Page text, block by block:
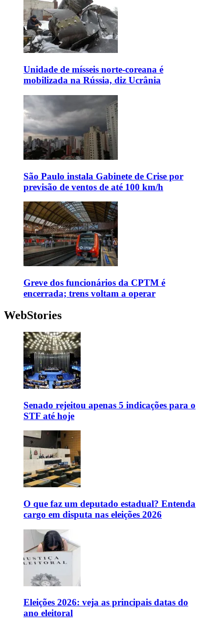
Unidade de mísseis norte-coreana é
mobilizada na Rússia, diz Ucrânia
São Paulo instala Gabinete de Crise por
previsão de ventos de até 100 km/h
Greve dos funcionários da CPTM é
encerrada; trens voltam a operar
WebStories
Senado rejeitou apenas 5 indicações para o
STF até hoje
O que faz um deputado estadual? Entenda
cargo em disputa nas eleições 2026
Eleições 2026: veja as principais datas do
ano eleitoral